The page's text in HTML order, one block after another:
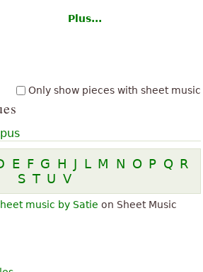
Plus...
Only show pieces with sheet music
E F G H J L M N O P Q R
S T U V
music by Satie on Sheet Music